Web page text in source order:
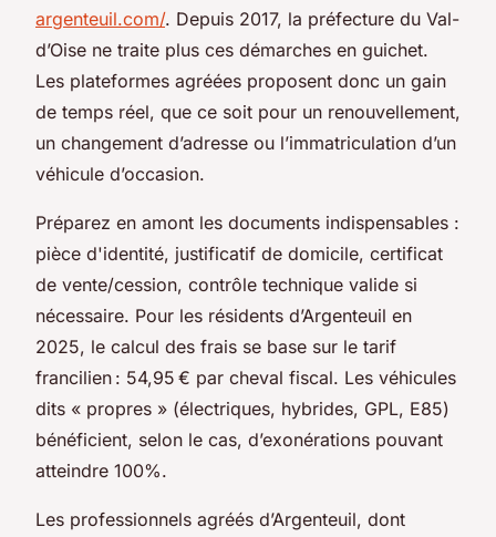
argenteuil.com/. Depuis 2017, la préfecture du Val-
d’Oise ne traite plus ces démarches en guichet.
Les plateformes agréées proposent donc un gain
de temps réel, que ce soit pour un renouvellement,
un changement d’adresse ou l’immatriculation d’un
véhicule d’occasion.
Préparez en amont les documents indispensables :
pièce d'identité, justificatif de domicile, certificat
de vente/cession, contrôle technique valide si
nécessaire. Pour les résidents d’Argenteuil en
2025, le calcul des frais se base sur le tarif
francilien : 54,95 € par cheval fiscal. Les véhicules
dits « propres » (électriques, hybrides, GPL, E85)
bénéficient, selon le cas, d’exonérations pouvant
atteindre 100%.
Les professionnels agréés d’Argenteuil, dont